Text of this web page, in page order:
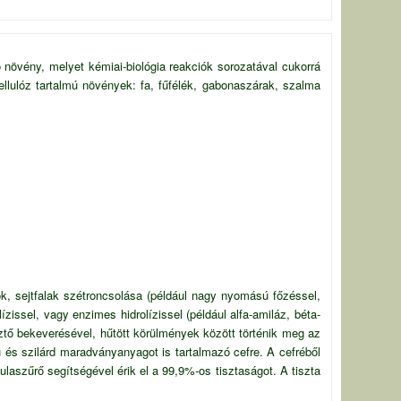
melyet kémiai-biológia reakciók sorozatával cukorrá
tartalmú növények: fa, fűfélék, gabonaszárak, szalma
sejtfalak szétroncsolása (például nagy nyomású főzéssel,
vagy enzimes hidrolízissel (például alfa-amiláz, béta-
bekeverésével, hűtött körülmények között történik meg az
szilárd maradványanyagot is tartalmazó cefre. A cefréből
segítségével érik el a 99,9%-os tisztaságot. A tiszta